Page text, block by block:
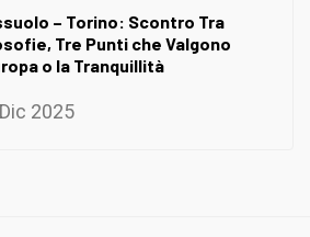
– Torino: Scontro Tra
Tre Punti che Valgono
o la Tranquillità
2025